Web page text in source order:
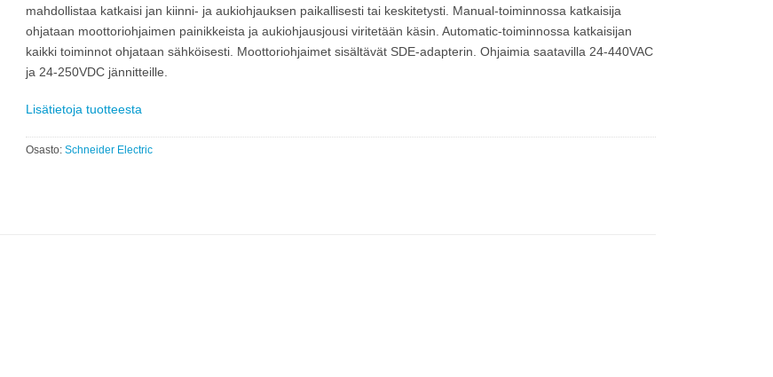
mahdollistaa katkaisi jan kiinni- ja aukiohjauksen paikallisesti tai keskitetysti. Manual-toiminnossa katkaisija
ohjataan moottoriohjaimen painikkeista ja aukiohjausjousi viritetään käsin. Automatic-toiminnossa katkaisijan
kaikki toiminnot ohjataan sähköisesti. Moottoriohjaimet sisältävät SDE-adapterin. Ohjaimia saatavilla 24-440VAC
ja 24-250VDC jännitteille.
Lisätietoja tuotteesta
Osasto: Schneider Electric